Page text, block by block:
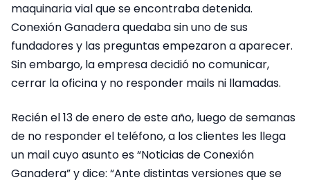
maquinaria vial que se encontraba detenida.
Conexión Ganadera quedaba sin uno de sus
fundadores y las preguntas empezaron a aparecer.
Sin embargo, la empresa decidió no comunicar,
cerrar la oficina y no responder mails ni llamadas.
Recién el 13 de enero de este año, luego de semanas
de no responder el teléfono, a los clientes les llega
un mail cuyo asunto es “Noticias de Conexión
Ganadera” y dice: “Ante distintas versiones que se